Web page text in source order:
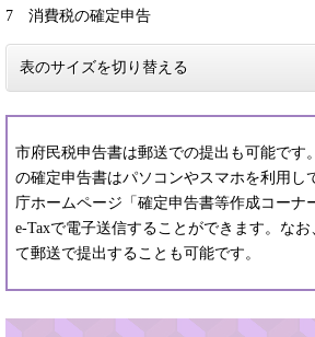
7 消費税の確定申告
表のサイズを切り替える
市府民税申告書は郵送での提出も可能です
の確定申告書はパソコンやスマホを利用し
庁ホームページ「確定申告書等作成コーナ
e-Taxで電子送信することができます。なお
て郵送で提出することも可能です。